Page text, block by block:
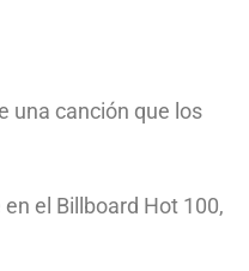
una canción que los
el Billboard Hot 100,